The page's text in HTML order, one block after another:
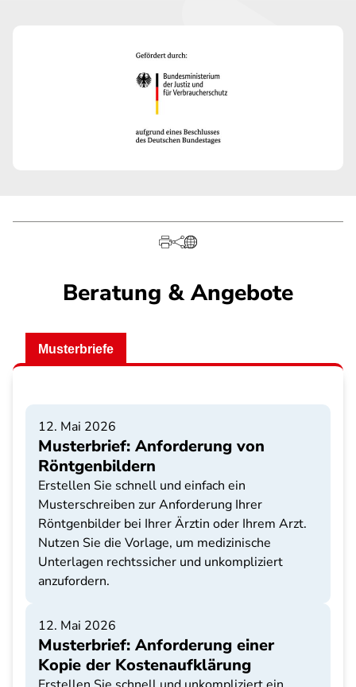
Beratung & Angebote
Musterbriefe
12. Mai 2026
Musterbrief: Anforderung von
Röntgenbildern
Erstellen Sie schnell und einfach ein
Musterschreiben zur Anforderung Ihrer
Röntgenbilder bei Ihrer Ärztin oder Ihrem Arzt.
Nutzen Sie die Vorlage, um medizinische
Unterlagen rechtssicher und unkompliziert
anzufordern.
12. Mai 2026
Musterbrief: Anforderung einer
Kopie der Kostenaufklärung